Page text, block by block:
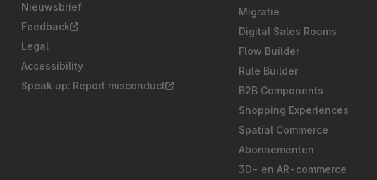
Nieuwsbrief
Feedback
Legal
Accessibility
Speak up: Report misconduct
Migratie
Digital Sales Rooms
Flow Builder
Rule Builder
B2B Components
Shopping Experiences
Spatial Commerce
Abonnementen
3D- en AR-commerce